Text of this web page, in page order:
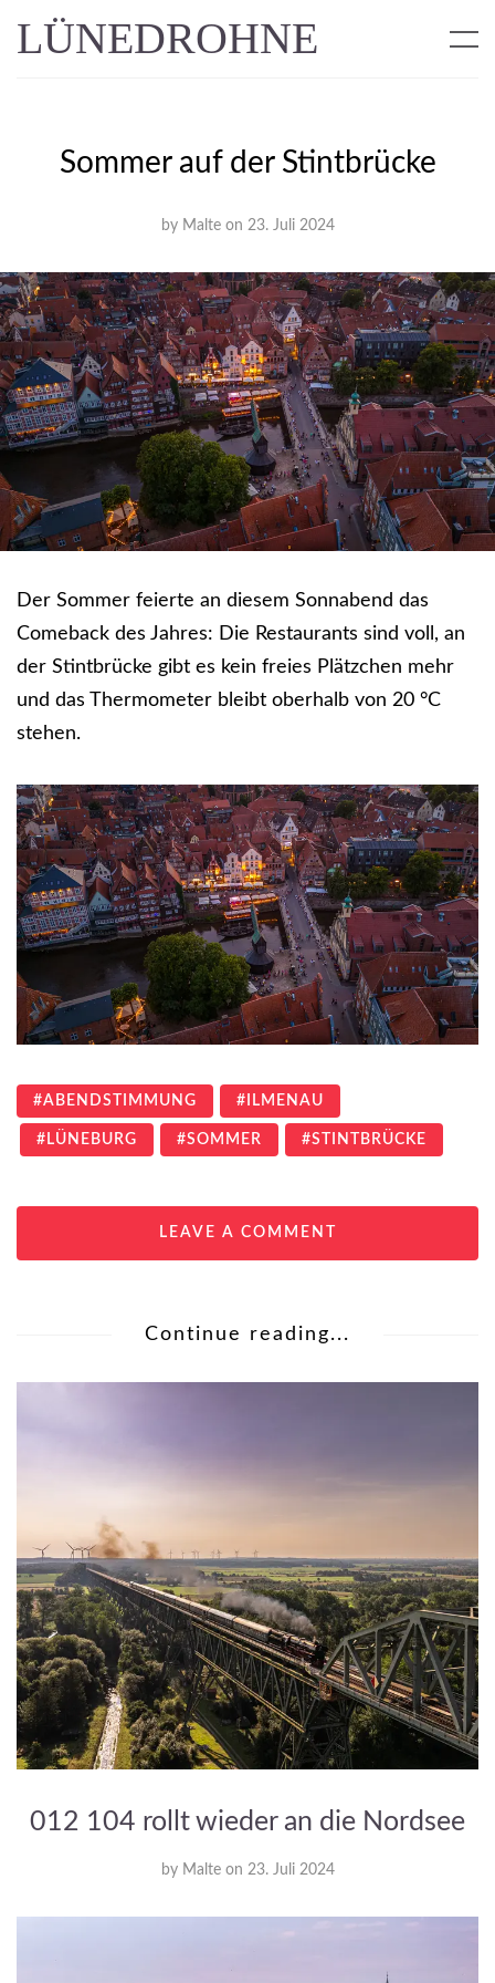
LÜNEDROHNE
Sommer auf der Stintbrücke
by Malte on 23. Juli 2024
Der Sommer feierte an diesem Sonnabend das
Comeback des Jahres: Die Restaurants sind voll, an
der Stintbrücke gibt es kein freies Plätzchen mehr
und das Thermometer bleibt oberhalb von 20 °C
stehen.
ABENDSTIMMUNG ILMENAU
LÜNEBURG SOMMER STINTBRÜCKE
LEAVE A COMMENT
Continue reading...
012 104 rollt wieder an die Nordsee
by Malte on 23. Juli 2024